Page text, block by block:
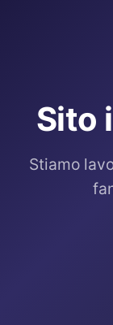
Sito
Stiamo